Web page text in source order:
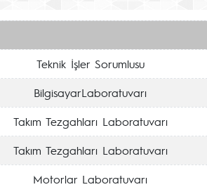
Teknik İşler Sorumlusu
BilgisayarLaboratuvarı
Takım Tezgahları Laboratuvarı
Takım Tezgahları Laboratuvarı
Motorlar Laboratuvarı